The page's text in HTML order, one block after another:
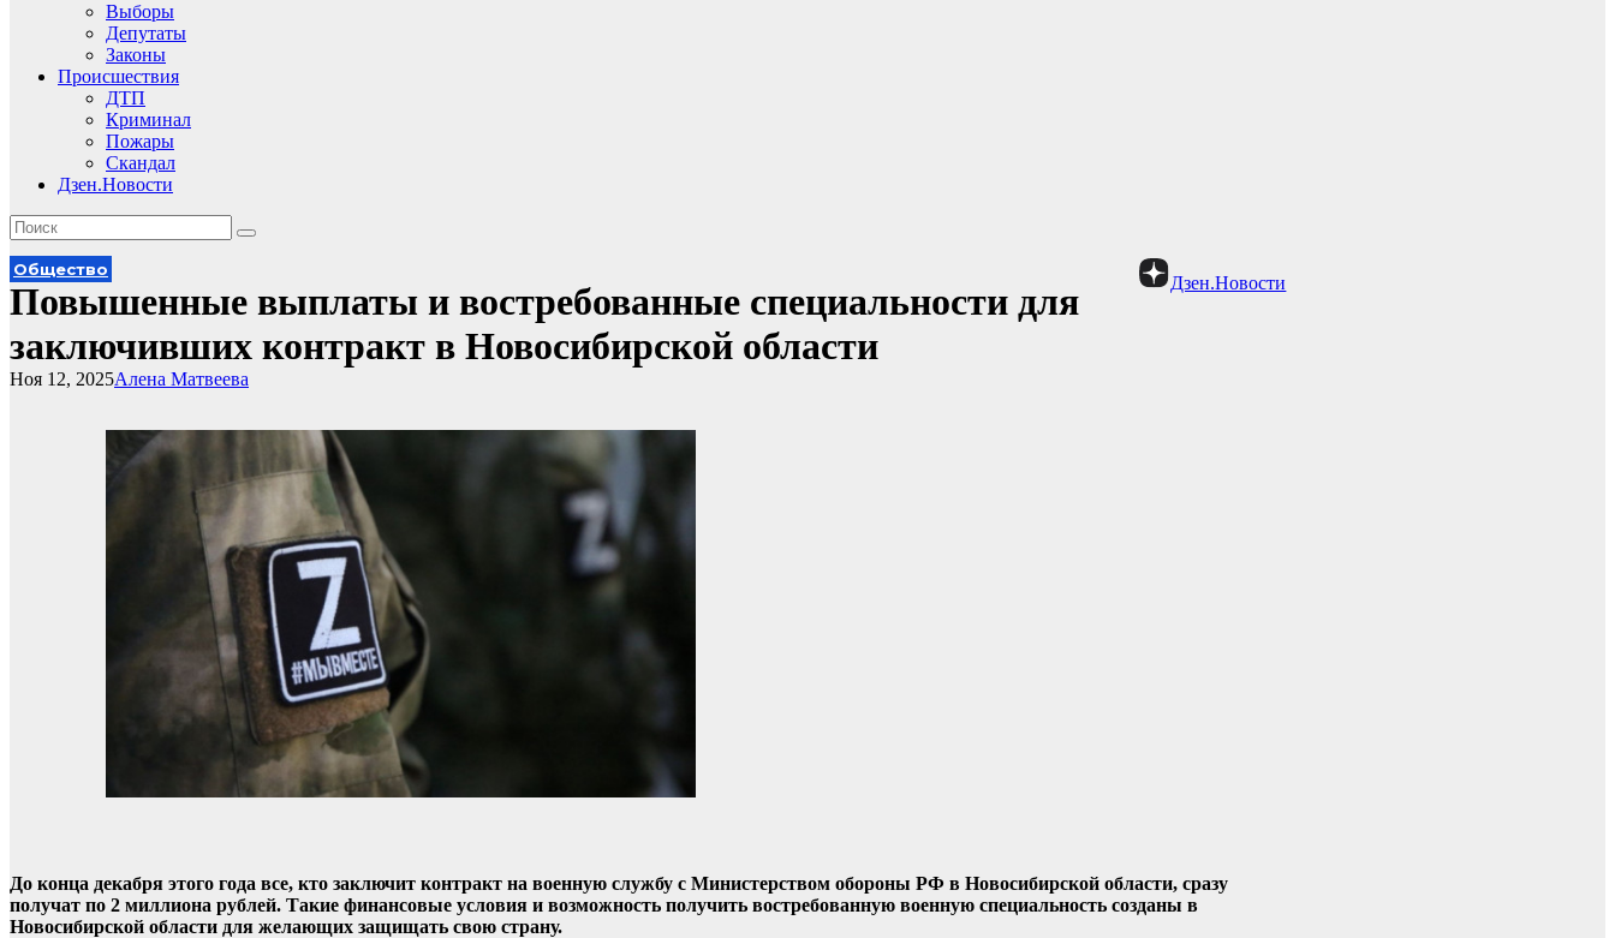
Выборы
Депутаты
Законы
Происшествия
ДТП
Криминал
Пожары
Скандал
Дзен.Новости
Дзен.Новости
Общество
Повышенные выплаты и востребованные специальности для
заключивших контракт в Новосибирской области
Алена Матвеева
Ноя 12, 2025
До конца декабря этого года все, кто заключит контракт на военную службу с Министерством обороны РФ в Новосибирской области, сразу
получат по 2 миллиона рублей. Такие финансовые условия и возможность получить востребованную военную специальность созданы в
Новосибирской области для желающих защищать свою страну.